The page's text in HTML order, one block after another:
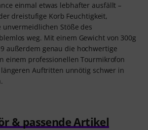
einmal etwas lebhafter ausfällt –
dreistufige Korb Feuchtigkeit,
unvermeidlichen Stöße des
weg. Mit einem Gewicht von 300g
außerdem genau die hochwertige
einem professionellen Tourmikrofon
Auftritten unnötig schwer in
& passende Artikel